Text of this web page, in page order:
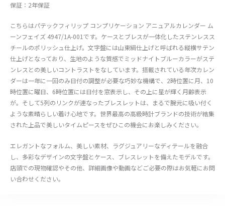
保証：2年保証
こちらはパテックフィリップ コンプリケーション アニュアルカレンダー ム
ーンフェイズ 4947/1A-001です。ケースとブレスが一体化したステンレスス
チールのポリッシュ仕上げ。文字盤には山東絹仕上げと呼ばれる縦横サテン
仕上げとなっており、生地のような質感でミッドナイトブルーカラーがステ
ンレスとの美しいコントラストをなしています。搭載されている年次カレン
ダーは一年に一回のみ日付の調整が必要な巧妙な機構で、2時位置に月、10
時位置に曜日、6時位置には日付を窓表示し、その上に星が輝く月齢表示
が。そして5列のリンクが連なったブレスレットは、まるで腕元に吸い付く
ような素晴らしい着け心地です。世界最高の高級時計ブランドの技術が結集
された上品で美しいタイムピースをぜひこの機会にお楽しみください。
エレガントなフォルム、美しい素材、ラグジュアリーなディテールを融合
し、多彩なデザインの文字盤とケース、ブレスレットを備えたモデルです。
店頭での現物確認やその他、詳細画像や動画などご必要の際はお気軽にお問
い合わせください。